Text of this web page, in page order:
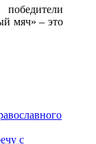
мяч» – это
с